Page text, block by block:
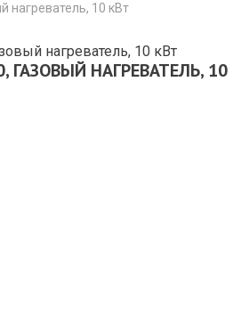
нагреватель, 10 кВт
ГАЗОВЫЙ НАГРЕВАТЕЛЬ, 10